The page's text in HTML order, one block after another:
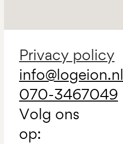
Privacy policy
info@logeion.nl
070-3467049
Volg ons
op: